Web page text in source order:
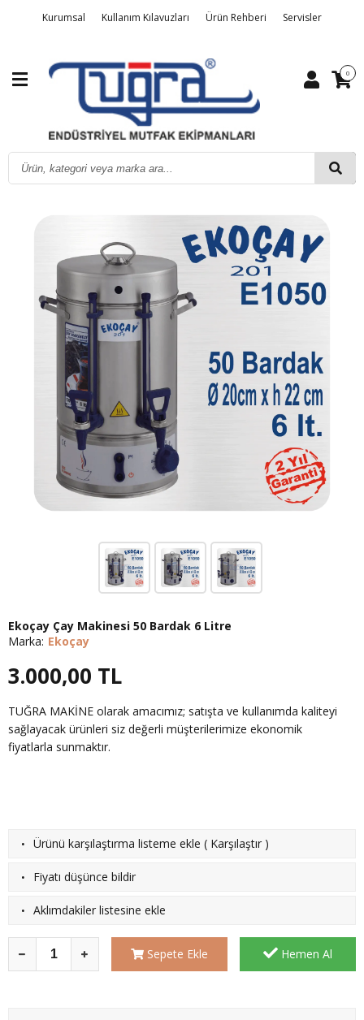
Kurumsal Kullanım Kılavuzları Ürün Rehberi Servisler
0
Ekoçay Çay Makinesi 50 Bardak 6 Litre
Marka: Ekoçay
3.000,00 TL
TUĞRA MAKİNE olarak amacımız; satışta ve kullanımda kaliteyi
sağlayacak ürünleri siz değerli müşterilerimize ekonomik
fiyatlarla sunmaktır.
· Ürünü karşılaştırma listeme ekle ( Karşılaştır )
· Fiyatı düşünce bildir
· Aklımdakiler listesine ekle
Sepete Ekle Hemen Al